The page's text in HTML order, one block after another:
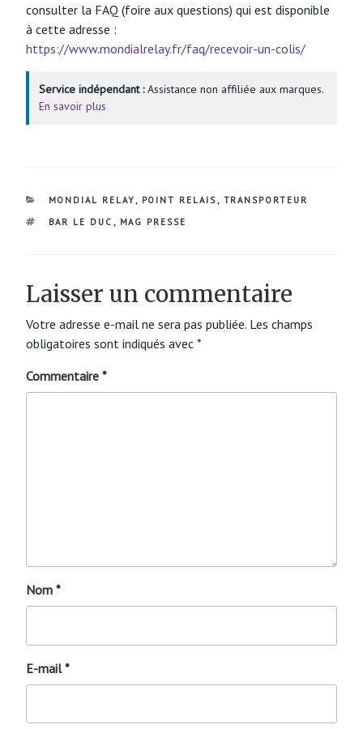
consulter la FAQ (foire aux questions) qui est disponible
à cette adresse :
https://www.mondialrelay.fr/faq/recevoir-un-colis/
Service indépendant :Assistance non affiliée aux marques.
En savoir plus
CATÉGORIES
MONDIAL RELAY , POINT RELAIS , TRANSPORTEUR
ÉTIQUETTES
BAR LE DUC , MAG PRESSE
Laisser un commentaire
Votre adresse e-mail ne sera pas publiée. Les champs
obligatoires sont indiqués avec *
Commentaire *
Nom *
E-mail*